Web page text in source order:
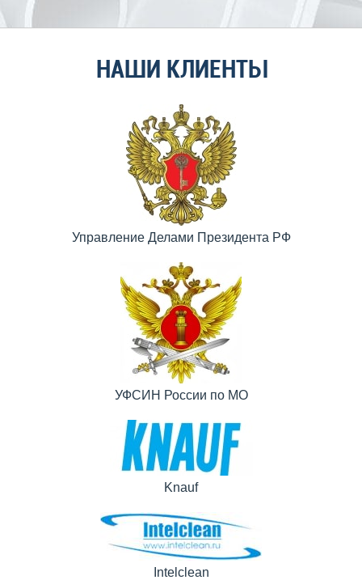
НАШИ КЛИЕНТЫ
Управление Делами Президента РФ
УФСИН России по МО
Knauf
Intelclean